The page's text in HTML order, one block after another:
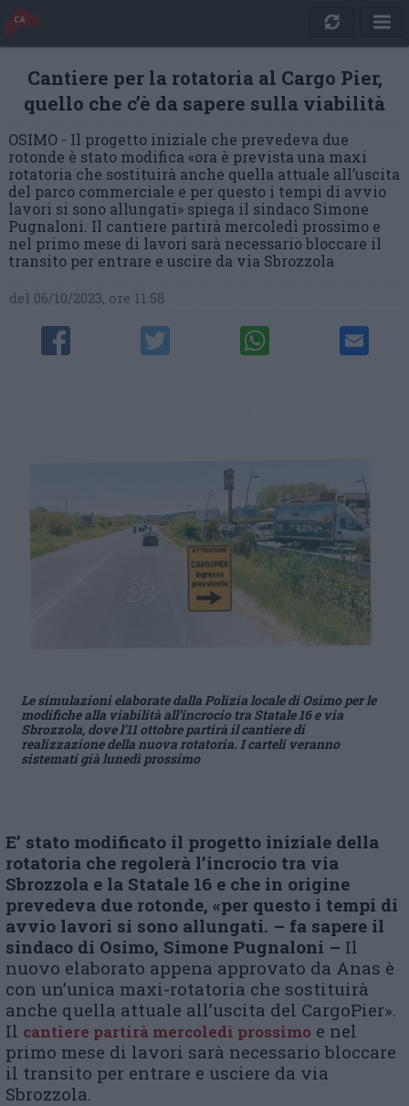
Cantiere per la rotatoria al Cargo Pier,
quello che c’è da sapere sulla viabilità
OSIMO - Il progetto iniziale che prevedeva due
rotonde è stato modifica «ora è prevista una maxi
rotatoria che sostituirà anche quella attuale all’uscita
del parco commerciale e per questo i tempi di avvio
lavori si sono allungati» spiega il sindaco Simone
Pugnaloni. Il cantiere partirà mercoledì prossimo e
nel primo mese di lavori sarà necessario bloccare il
transito per entrare e uscire da via Sbrozzola
del 06/10/2023, ore 11:58
Le simulazioni elaborate dalla Polizia locale di Osimo per le
modifiche alla viabilità all’incrocio tra Statale 16 e via
Sbrozzola, dove l’11 ottobre partirà il cantiere di
realizzazione della nuova rotatoria. I carteli veranno
sistemati già lunedì prossimo
E’ stato modificato il progetto iniziale della
rotatoria che regolerà l’incrocio tra via
Sbrozzola e la Statale 16 e che in origine
prevedeva due rotonde, «per questo i tempi di
avvio lavori si sono allungati. – fa sapere il
sindaco di Osimo, Simone Pugnaloni – Il
nuovo elaborato appena approvato da Anas è
con un’unica maxi-rotatoria che sostituirà
anche quella attuale all’uscita del CargoPier».
Il cantiere partirà mercoledì prossimo e nel
primo mese di lavori sarà necessario bloccare
il transito per entrare e usciere da via
Sbrozzola.